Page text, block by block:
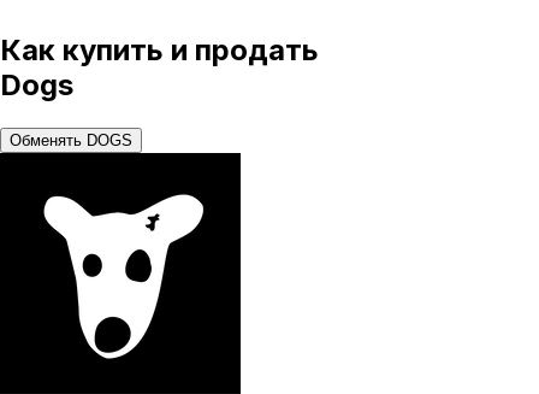
Как купить и продать
Dogs
Обменять DOGS